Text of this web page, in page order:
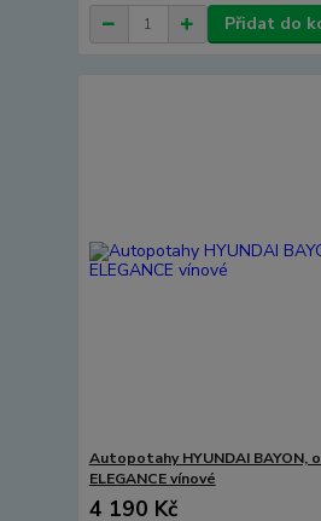
Přidat do
Autopotahy HYUNDAI BAYON,
ELEGANCE vínové
4 190 Kč